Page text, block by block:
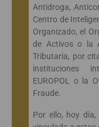
Antidroga,
Centro de
Organizado, el
de Activos o la
Tributaria, por
instituciones
EUROPOL o la
Fraude.
Por ello, hoy